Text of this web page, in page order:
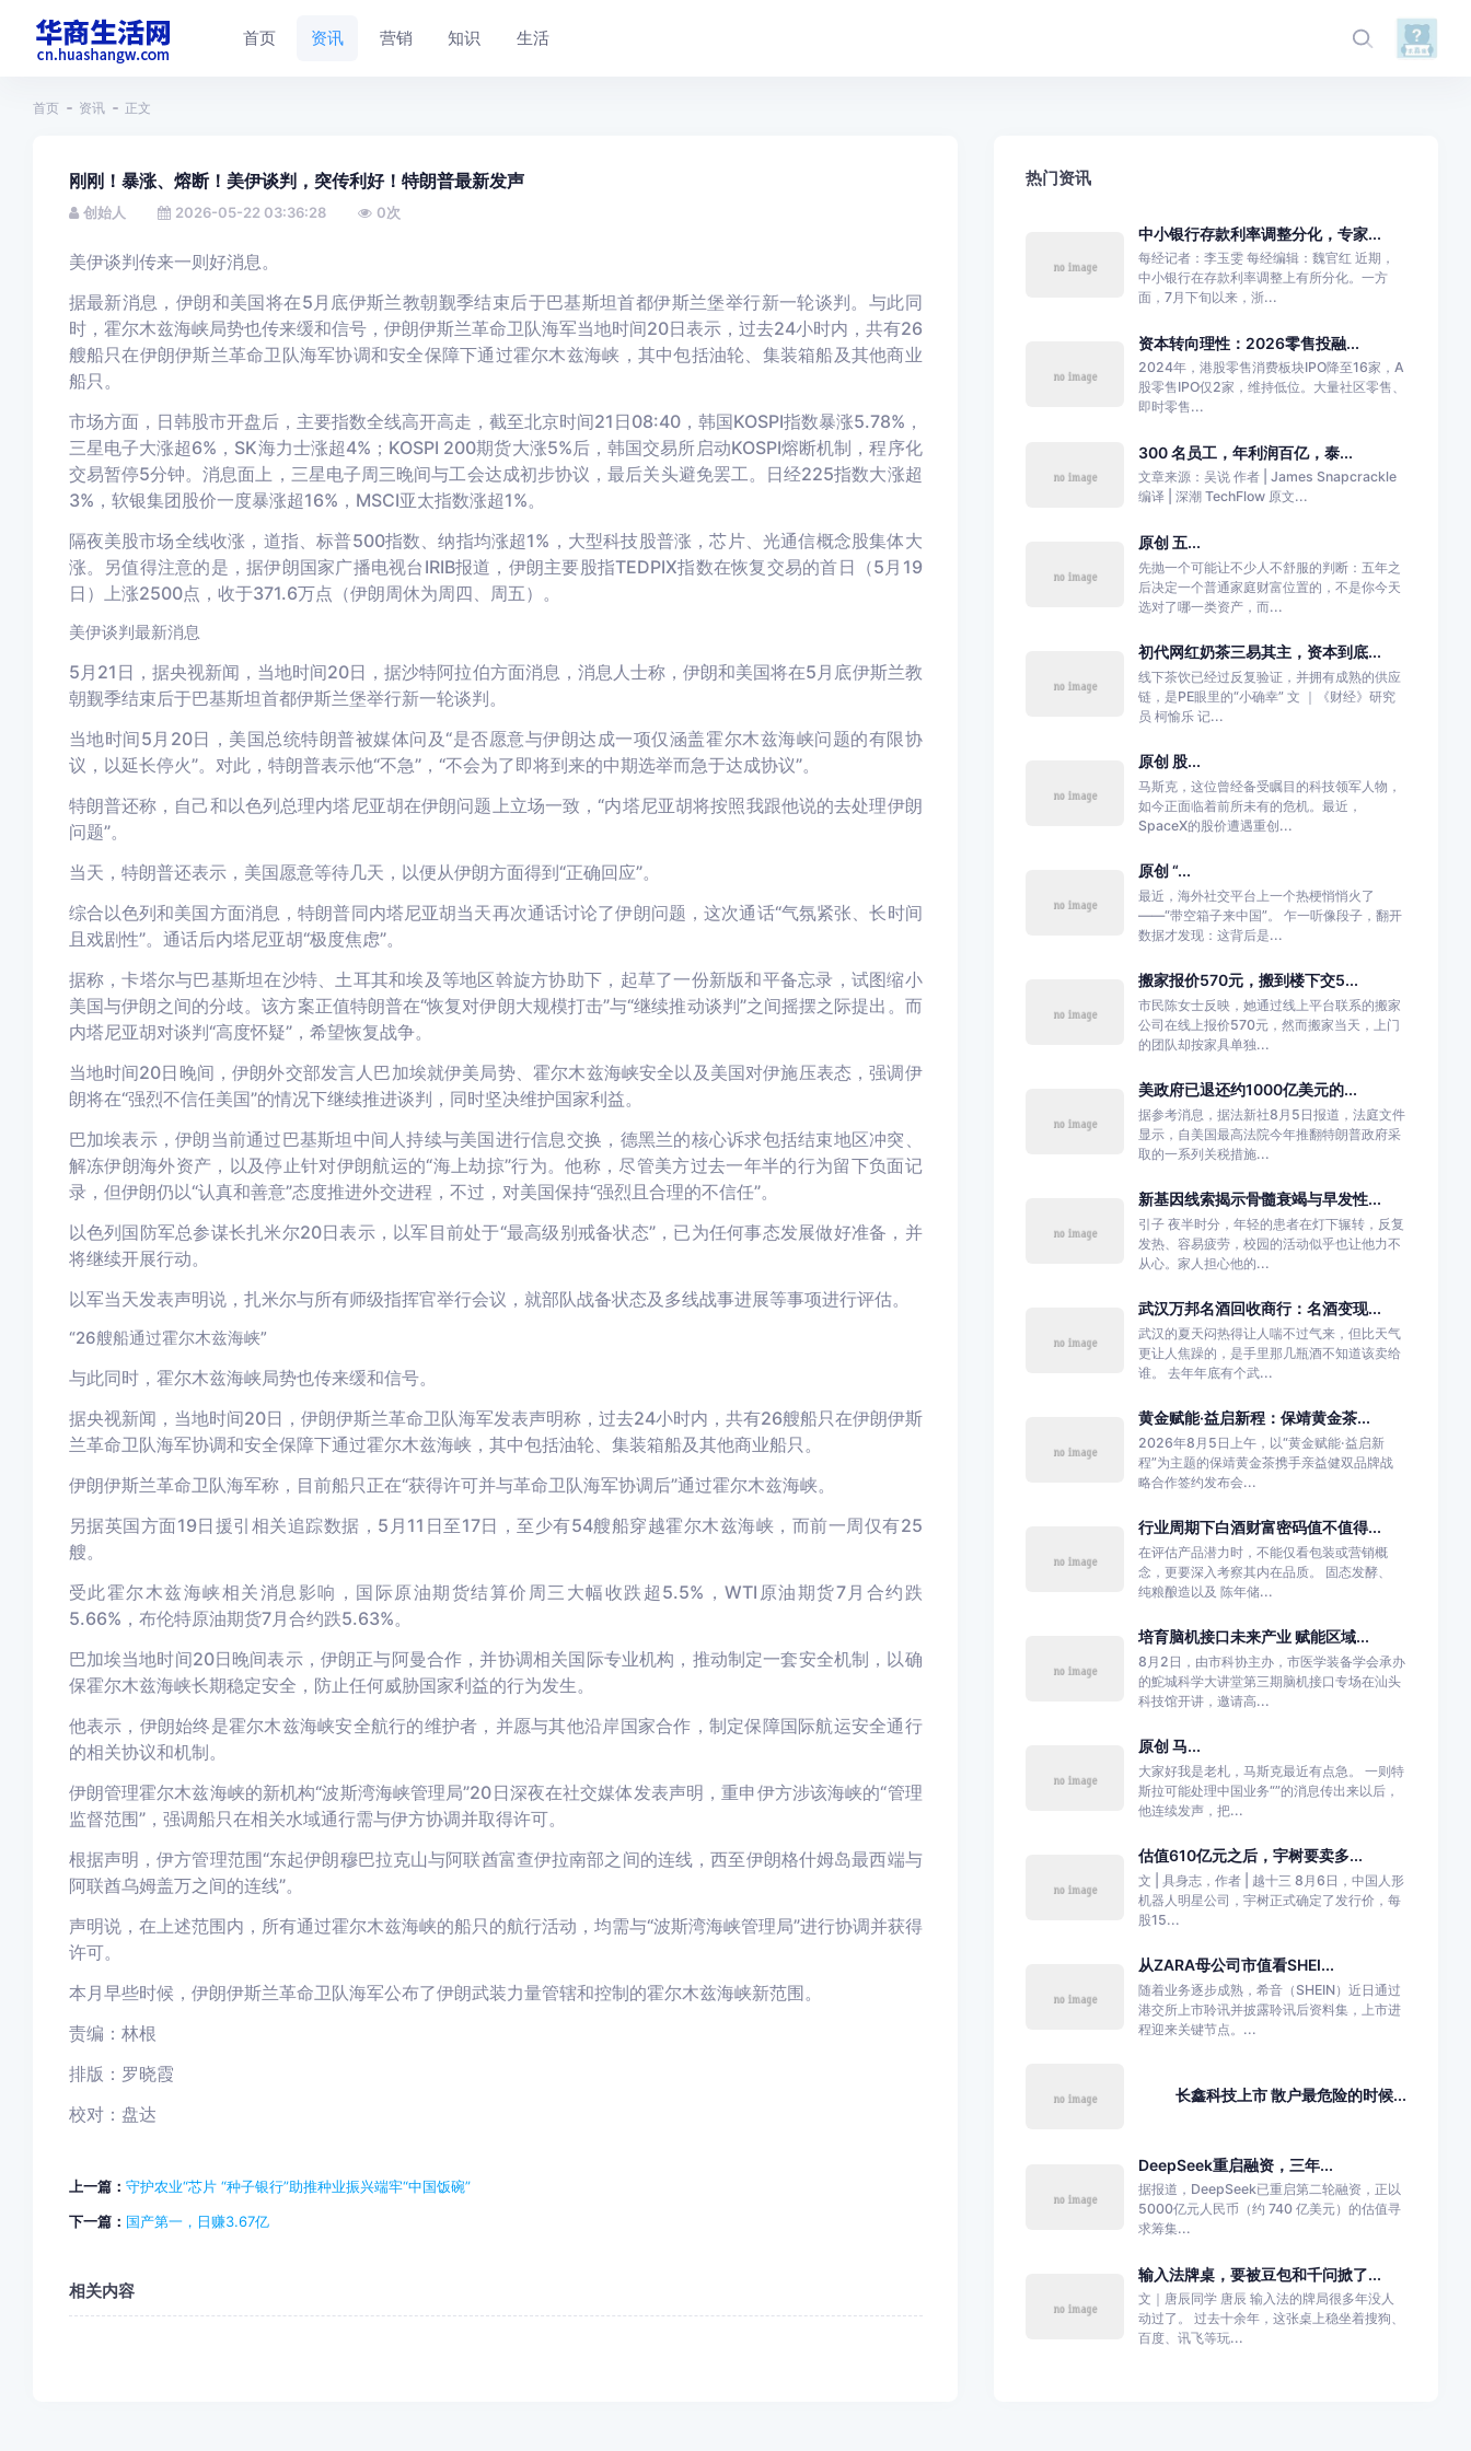
首页 资讯 营销 知识 生活
首页 资讯 正文
刚刚！暴涨、熔断！美伊谈判，突传利好！特朗普最新发声
创始人 2026-05-22 03:36:28 0次
美伊谈判传来一则好消息。
据最新消息，伊朗和美国将在5月底伊斯兰教朝觐季结束后于巴基斯坦首都伊斯兰堡举行新一轮谈判。与此同
时，霍尔木兹海峡局势也传来缓和信号，伊朗伊斯兰革命卫队海军当地时间20日表示，过去24小时内，共有26
艘船只在伊朗伊斯兰革命卫队海军协调和安全保障下通过霍尔木兹海峡，其中包括油轮、集装箱船及其他商业
船只。
市场方面，日韩股市开盘后，主要指数全线高开高走，截至北京时间21日08:40，韩国KOSPI指数暴涨5.78%，
三星电子大涨超6%，SK海力士涨超4%；KOSPI 200期货大涨5%后，韩国交易所启动KOSPI熔断机制，程序化
交易暂停5分钟。消息面上，三星电子周三晚间与工会达成初步协议，最后关头避免罢工。日经225指数大涨超
3%，软银集团股价一度暴涨超16%，MSCI亚太指数涨超1%。
隔夜美股市场全线收涨，道指、标普500指数、纳指均涨超1%，大型科技股普涨，芯片、光通信概念股集体大
涨。另值得注意的是，据伊朗国家广播电视台IRIB报道，伊朗主要股指TEDPIX指数在恢复交易的首日（5月19
日）上涨2500点，收于371.6万点（伊朗周休为周四、周五）。
美伊谈判最新消息
5月21日，据央视新闻，当地时间20日，据沙特阿拉伯方面消息，消息人士称，伊朗和美国将在5月底伊斯兰教
朝觐季结束后于巴基斯坦首都伊斯兰堡举行新一轮谈判。
当地时间5月20日，美国总统特朗普被媒体问及“是否愿意与伊朗达成一项仅涵盖霍尔木兹海峡问题的有限协
议，以延长停火”。对此，特朗普表示他“不急”，“不会为了即将到来的中期选举而急于达成协议”。
特朗普还称，自己和以色列总理内塔尼亚胡在伊朗问题上立场一致，“内塔尼亚胡将按照我跟他说的去处理伊朗
问题”。
当天，特朗普还表示，美国愿意等待几天，以便从伊朗方面得到“正确回应”。
综合以色列和美国方面消息，特朗普同内塔尼亚胡当天再次通话讨论了伊朗问题，这次通话“气氛紧张、长时间
且戏剧性”。通话后内塔尼亚胡“极度焦虑”。
据称，卡塔尔与巴基斯坦在沙特、土耳其和埃及等地区斡旋方协助下，起草了一份新版和平备忘录，试图缩小
美国与伊朗之间的分歧。该方案正值特朗普在“恢复对伊朗大规模打击”与“继续推动谈判”之间摇摆之际提出。而
内塔尼亚胡对谈判“高度怀疑”，希望恢复战争。
当地时间20日晚间，伊朗外交部发言人巴加埃就伊美局势、霍尔木兹海峡安全以及美国对伊施压表态，强调伊
朗将在“强烈不信任美国”的情况下继续推进谈判，同时坚决维护国家利益。
巴加埃表示，伊朗当前通过巴基斯坦中间人持续与美国进行信息交换，德黑兰的核心诉求包括结束地区冲突、
解冻伊朗海外资产，以及停止针对伊朗航运的“海上劫掠”行为。他称，尽管美方过去一年半的行为留下负面记
录，但伊朗仍以“认真和善意”态度推进外交进程，不过，对美国保持“强烈且合理的不信任”。
以色列国防军总参谋长扎米尔20日表示，以军目前处于“最高级别戒备状态”，已为任何事态发展做好准备，并
将继续开展行动。
以军当天发表声明说，扎米尔与所有师级指挥官举行会议，就部队战备状态及多线战事进展等事项进行评估。
“26艘船通过霍尔木兹海峡”
与此同时，霍尔木兹海峡局势也传来缓和信号。
据央视新闻，当地时间20日，伊朗伊斯兰革命卫队海军发表声明称，过去24小时内，共有26艘船只在伊朗伊斯
兰革命卫队海军协调和安全保障下通过霍尔木兹海峡，其中包括油轮、集装箱船及其他商业船只。
伊朗伊斯兰革命卫队海军称，目前船只正在“获得许可并与革命卫队海军协调后”通过霍尔木兹海峡。
另据英国方面19日援引相关追踪数据，5月11日至17日，至少有54艘船穿越霍尔木兹海峡，而前一周仅有25
艘。
受此霍尔木兹海峡相关消息影响，国际原油期货结算价周三大幅收跌超5.5%，WTI原油期货7月合约跌
5.66%，布伦特原油期货7月合约跌5.63%。
巴加埃当地时间20日晚间表示，伊朗正与阿曼合作，并协调相关国际专业机构，推动制定一套安全机制，以确
保霍尔木兹海峡长期稳定安全，防止任何威胁国家利益的行为发生。
他表示，伊朗始终是霍尔木兹海峡安全航行的维护者，并愿与其他沿岸国家合作，制定保障国际航运安全通行
的相关协议和机制。
伊朗管理霍尔木兹海峡的新机构“波斯湾海峡管理局”20日深夜在社交媒体发表声明，重申伊方涉该海峡的“管理
监督范围”，强调船只在相关水域通行需与伊方协调并取得许可。
根据声明，伊方管理范围“东起伊朗穆巴拉克山与阿联酋富查伊拉南部之间的连线，西至伊朗格什姆岛最西端与
阿联酋乌姆盖万之间的连线”。
声明说，在上述范围内，所有通过霍尔木兹海峡的船只的航行活动，均需与“波斯湾海峡管理局”进行协调并获得
许可。
本月早些时候，伊朗伊斯兰革命卫队海军公布了伊朗武装力量管辖和控制的霍尔木兹海峡新范围。
责编：林根
排版：罗晓霞
校对：盘达
上一篇： 守护农业“芯片 “种子银行”助推种业振兴端牢“中国饭碗”
下一篇： 国产第一，日赚3.67亿
相关内容
热门资讯
中小银行存款利率调整分化，专家...
每经记者：李玉雯 每经编辑：魏官红 近期，
中小银行在存款利率调整上有所分化。一方
面，7月下旬以来，浙...
资本转向理性：2026零售投融...
2024年，港股零售消费板块IPO降至16家，A
股零售IPO仅2家，维持低位。大量社区零售、
即时零售...
300 名员工，年利润百亿，泰...
文章来源：吴说 作者 | James Snapcrackle
编译 | 深潮 TechFlow 原文...
原创 五...
先抛一个可能让不少人不舒服的判断：五年之
后决定一个普通家庭财富位置的，不是你今天
选对了哪一类资产，而...
初代网红奶茶三易其主，资本到底...
线下茶饮已经过反复验证，并拥有成熟的供应
链，是PE眼里的“小确幸” 文 ｜《财经》研究
员 柯愉乐 记...
原创 股...
马斯克，这位曾经备受瞩目的科技领军人物，
如今正面临着前所未有的危机。最近，
SpaceX的股价遭遇重创...
原创 “...
最近，海外社交平台上一个热梗悄悄火了
——“带空箱子来中国”。 乍一听像段子，翻开
数据才发现：这背后是...
搬家报价570元，搬到楼下交5...
市民陈女士反映，她通过线上平台联系的搬家
公司在线上报价570元，然而搬家当天，上门
的团队却按家具单独...
美政府已退还约1000亿美元的...
据参考消息，据法新社8月5日报道，法庭文件
显示，自美国最高法院今年推翻特朗普政府采
取的一系列关税措施...
新基因线索揭示骨髓衰竭与早发性...
引子 夜半时分，年轻的患者在灯下辗转，反复
发热、容易疲劳，校园的活动似乎也让他力不
从心。家人担心他的...
武汉万邦名酒回收商行：名酒变现...
武汉的夏天闷热得让人喘不过气来，但比天气
更让人焦躁的，是手里那几瓶酒不知道该卖给
谁。 去年年底有个武...
黄金赋能·益启新程：保靖黄金茶...
2026年8月5日上午，以“黄金赋能·益启新
程”为主题的保靖黄金茶携手亲益健双品牌战
略合作签约发布会...
行业周期下白酒财富密码值不值得...
在评估产品潜力时，不能仅看包装或营销概
念，更要深入考察其内在品质。 固态发酵、
纯粮酿造以及 陈年储...
培育脑机接口未来产业 赋能区域...
8月2日，由市科协主办，市医学装备学会承办
的鮀城科学大讲堂第三期脑机接口专场在汕头
科技馆开讲，邀请高...
原创 马...
大家好我是老札，马斯克最近有点急。 一则特
斯拉可能处理中国业务“”的消息传出来以后，
他连续发声，把...
估值610亿元之后，宇树要卖多...
文 | 具身志，作者 | 越十三 8月6日，中国人形
机器人明星公司，宇树正式确定了发行价，每
股15...
从ZARA母公司市值看SHEI...
随着业务逐步成熟，希音（SHEIN）近日通过
港交所上市聆讯并披露聆讯后资料集，上市进
程迎来关键节点。...
长鑫科技上市 散户最危险的时候...
DeepSeek重启融资，三年...
据报道，DeepSeek已重启第二轮融资，正以
5000亿元人民币（约 740 亿美元）的估值寻
求筹集...
输入法牌桌，要被豆包和千问掀了...
文｜唐辰同学 唐辰 输入法的牌局很多年没人
动过了。 过去十余年，这张桌上稳坐着搜狗、
百度、讯飞等玩...